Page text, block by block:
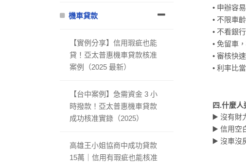
• 申辦容
• 不限車
• 不看銀
• 免留車
• 審核快
• 利率比
四.什麼人
▶️ 沒有財
▶️ 信用空
▶️ 沒車沒
機車貸款
【實例分享】信用瑕疵也能
貸！亞太普惠機車貸款核准
案例（2025 最新）
【台中案例】急需資金 3 小
時撥款！亞太普惠機車貸款
成功核准實錄（2025）
高雄王小姐協商中成功貸款
15萬｜信用有瑕疵也能核准